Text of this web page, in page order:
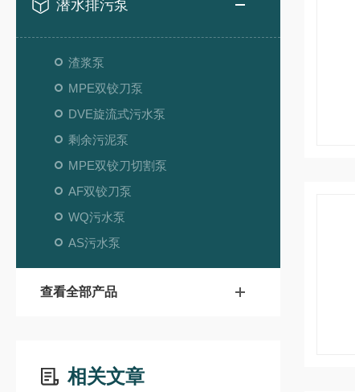
潜水排污泵
渣浆泵
MPE双铰刀泵
DVE旋流式污水泵
剩余污泥泵
MPE双铰刀切割泵
AF双铰刀泵
WQ污水泵
AS污水泵
查看全部产品
相关文章